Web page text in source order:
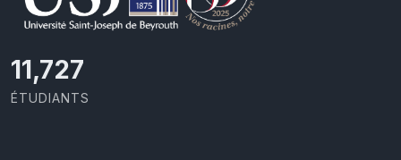
11,727
ÉTUDIANTS